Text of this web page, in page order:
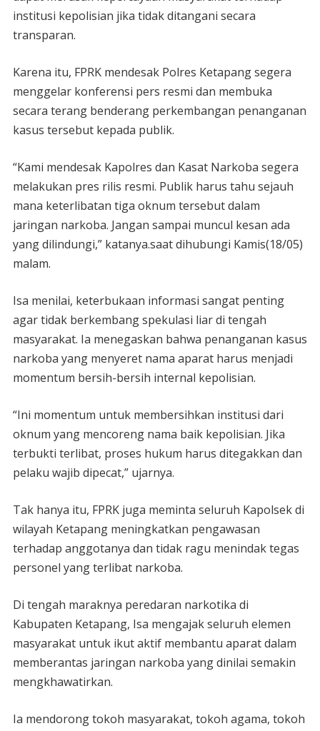
institusi kepolisian jika tidak ditangani secara
transparan.
Karena itu, FPRK mendesak Polres Ketapang segera
menggelar konferensi pers resmi dan membuka
secara terang benderang perkembangan penanganan
kasus tersebut kepada publik.
“Kami mendesak Kapolres dan Kasat Narkoba segera
melakukan pres rilis resmi. Publik harus tahu sejauh
mana keterlibatan tiga oknum tersebut dalam
jaringan narkoba. Jangan sampai muncul kesan ada
yang dilindungi,” katanya.saat dihubungi Kamis(18/05)
malam.
Isa menilai, keterbukaan informasi sangat penting
agar tidak berkembang spekulasi liar di tengah
masyarakat. Ia menegaskan bahwa penanganan kasus
narkoba yang menyeret nama aparat harus menjadi
momentum bersih-bersih internal kepolisian.
“Ini momentum untuk membersihkan institusi dari
oknum yang mencoreng nama baik kepolisian. Jika
terbukti terlibat, proses hukum harus ditegakkan dan
pelaku wajib dipecat,” ujarnya.
Tak hanya itu, FPRK juga meminta seluruh Kapolsek di
wilayah Ketapang meningkatkan pengawasan
terhadap anggotanya dan tidak ragu menindak tegas
personel yang terlibat narkoba.
Di tengah maraknya peredaran narkotika di
Kabupaten Ketapang, Isa mengajak seluruh elemen
masyarakat untuk ikut aktif membantu aparat dalam
memberantas jaringan narkoba yang dinilai semakin
mengkhawatirkan.
Ia mendorong tokoh masyarakat, tokoh agama, tokoh